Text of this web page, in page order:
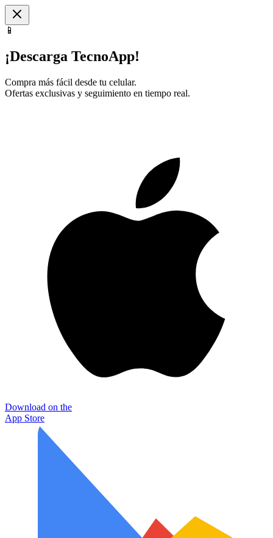
📱
¡Descarga TecnoApp!
Compra más fácil desde tu celular.
Ofertas exclusivas y seguimiento en tiempo real.
Download on the
App Store